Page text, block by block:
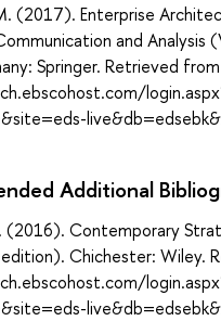
(2017). Enterprise
and Analysis
Springer. Retrieved from
Additional
(2016). Contemporary
Chichester: Wiley.